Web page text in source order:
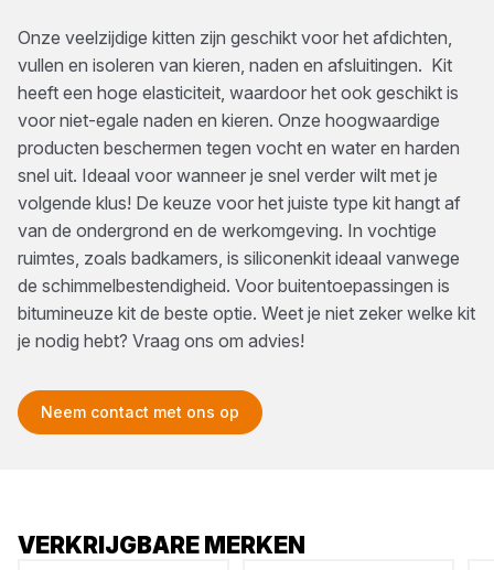
Onze veelzijdige kitten zijn geschikt voor het afdichten,
vullen en isoleren van kieren, naden en afsluitingen. Kit
heeft een hoge elasticiteit, waardoor het ook geschikt is
voor niet-egale naden en kieren. Onze hoogwaardige
producten beschermen tegen vocht en water en harden
snel uit. Ideaal voor wanneer je snel verder wilt met je
volgende klus! De keuze voor het juiste type kit hangt af
van de ondergrond en de werkomgeving. In vochtige
ruimtes, zoals badkamers, is siliconenkit ideaal vanwege
de schimmelbestendigheid. Voor buitentoepassingen is
bitumineuze kit de beste optie. Weet je niet zeker welke kit
je nodig hebt? Vraag ons om advies!
Neem contact met ons op
VERKRIJGBARE MERKEN